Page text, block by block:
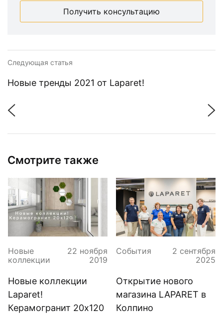
Получить консультацию
Следующая статья
Новые тренды 2021 от Laparet!
Смотрите также
Новые
коллекции
22 ноября
2019
Новые коллекции
Laparet!
Керамогранит 20х120
События
2 сентября
2025
Открытие нового
магазина LAPARET в
Колпино